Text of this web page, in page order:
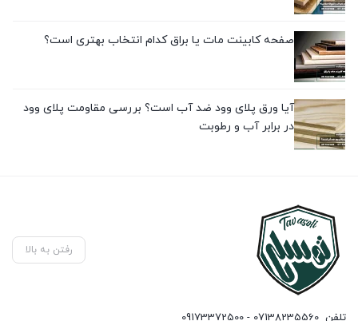
صفحه کابینت مات یا براق کدام انتخاب بهتری است؟
آیا ورق پلای وود ضد آب است؟ بررسی مقاومت پلای وود
در برابر آب و رطوبت
رفتن به بالا